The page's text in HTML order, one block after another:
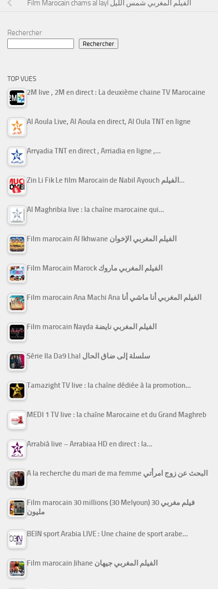
Film Marocain chams al layl الفيلم المغربي شمس الليل
Rechercher
Rechercher
TOP VUES
2M live , 2M en direct : La deuxième chaine TV Marocaine
Al Aoula Live, Al Aoula en direct, Al Oula TNT en ligne
Arryadia TNT en direct , Arriadia en ligne ,…
Zin Li Fik Le film Marocain de Nabil Ayouch الفيلم…
Al Maghribia live : la chaîne marocaine qui…
Film marocain Al Ikhwane الفيلم المغربي الإخوان
Film Marocain Marock الفيلم المغربي ماروك
Film marocain Ana Machi Ana الفيلم المغربي أنا ماشي أنا
Film marocain Nayda الفيلم المغربي نايضة
Série Ila Da9 Lhal سلسلة إلى ضاق الحال
Tamazight TV live : la chaîne dédiée à la promotion…
MEDI 1 TV live : la chaîne Marocaine et du Grand Maghreb
Arrabiâ live – Arrabiaa HD en direct : la…
A la recherche du mari de ma femme البحث عن زوج امرأتي
Film marocain 30 millions (30 Melyoun) فيلم مغربي 30
مليون
BEIN sport Arabia LIVE : Une chaine de sport arabe…
Film marocain Jihane الفيلم المغربي جيهان